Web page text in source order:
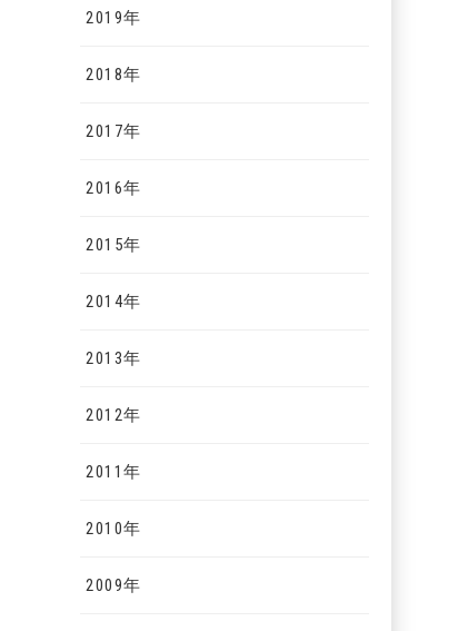
2019年
2018年
2017年
2016年
2015年
2014年
2013年
2012年
2011年
2010年
2009年